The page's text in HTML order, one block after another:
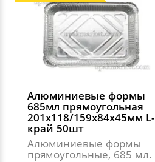
Алюминиевые формы
685мл прямоугольная
201х118/159х84х45мм L-
край 50шт
Алюминиевые формы
прямоугольные, 685 мл.